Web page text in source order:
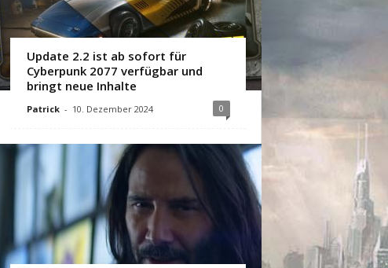
Update 2.2 ist ab sofort für
Cyberpunk 2077 verfügbar und
bringt neue Inhalte
Patrick - 10. Dezember 2024 0